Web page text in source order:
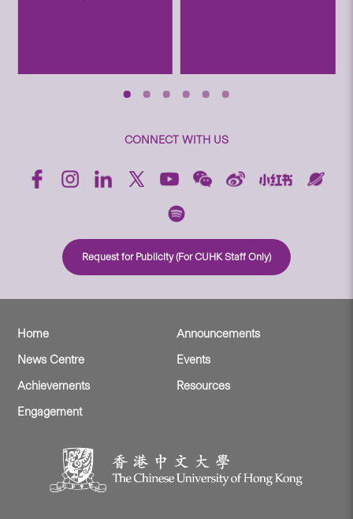
CONNECT WITH US
Request for Publicity (For CUHK Staff Only)
Home
Announcements
News Centre
Events
Achievements
Resources
Engagement